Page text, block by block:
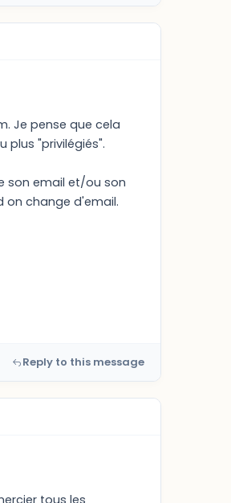
Je pense que cela
"privilégiés".
son email et/ou son
on change d'email.
Reply to this message
tous les